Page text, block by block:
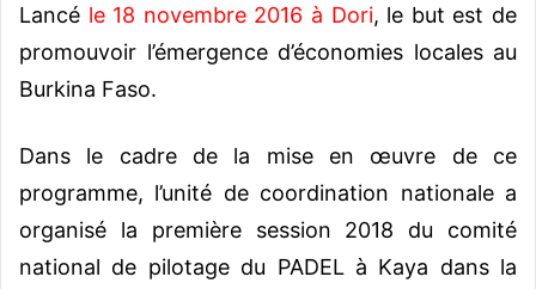
Lancé le 18 novembre 2016 à Dori, le but est de
promouvoir l’émergence d’économies locales au
Burkina Faso.
Dans le cadre de la mise en œuvre de ce
programme, l’unité de coordination nationale a
organisé la première session 2018 du comité
national de pilotage du PADEL à Kaya dans la